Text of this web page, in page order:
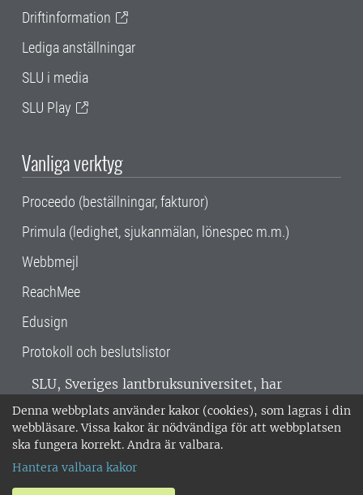
Denna webbplats använder kakor (cookies), som lagras i din
webbläsare. Vissa kakor är nödvändiga för att webbplatsen
ska fungera korrekt. Andra är valbara.
Hantera valbara kakor
Driftinformation
Lediga anställningar
SLU i media
SLU Play
Vanliga verktyg
Proceedo (beställningar, fakturor)
Primula (ledighet, sjukanmälan, lönespec m.m.)
Webbmejl
ReachMee
Edusign
Protokoll och beslutslistor
SLU, Sveriges lantbruksuniversitet, har
verksamhet över hela Sverige. Huvudorter är
Alnarp, Uppsala och Umeå.SLU är
miljöcertifierat enligt ISO 14001. •
018-67 10 00 • Org nr: 202100-2817 •